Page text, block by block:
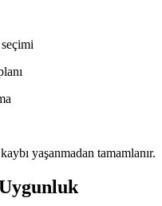
yaşanmadan tamamlanır.